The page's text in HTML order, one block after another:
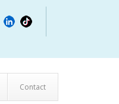
Contact